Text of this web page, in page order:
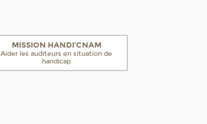
MISSION HANDI'CNAM
Aider les auditeurs en situation de
handicap